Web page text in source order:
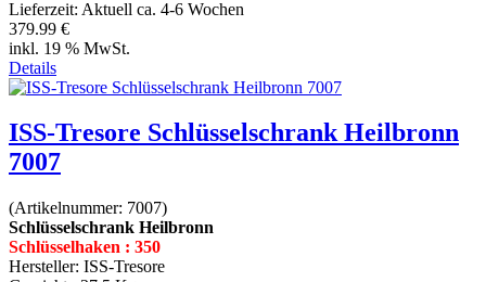
Lieferzeit: Aktuell ca. 4-6 Wochen
379.99 €
inkl. 19 % MwSt.
Details
ISS-Tresore Schlüsselschrank Heilbronn
7007
(Artikelnummer: 7007)
Schlüsselschrank Heilbronn
Schlüsselhaken : 350
Hersteller: ISS-Tresore